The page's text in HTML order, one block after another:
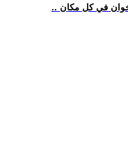
في كل مكان